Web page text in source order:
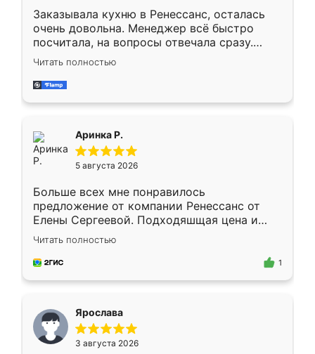
Заказывала кухню в Ренессанс, осталась
очень довольна. Менеджер всё быстро
посчитала, на вопросы отвечала сразу.
Замерщик приехал в субботу, подошёл к
делу со всей ответственностью. Собрали
за день, ребята работали аккуратно, даже
Читать полностью
Аринка Р.
5 августа 2026
Больше всех мне понравилось
предложение от компании Ренессанс от
Елены Сергеевой. Подходяшщая цена и
короткие сроки изготовления. Приехавший
для замера сотрудник Владислав
предложил по моему эскизу самый
Читать полностью
1
Ярослава
3 августа 2026